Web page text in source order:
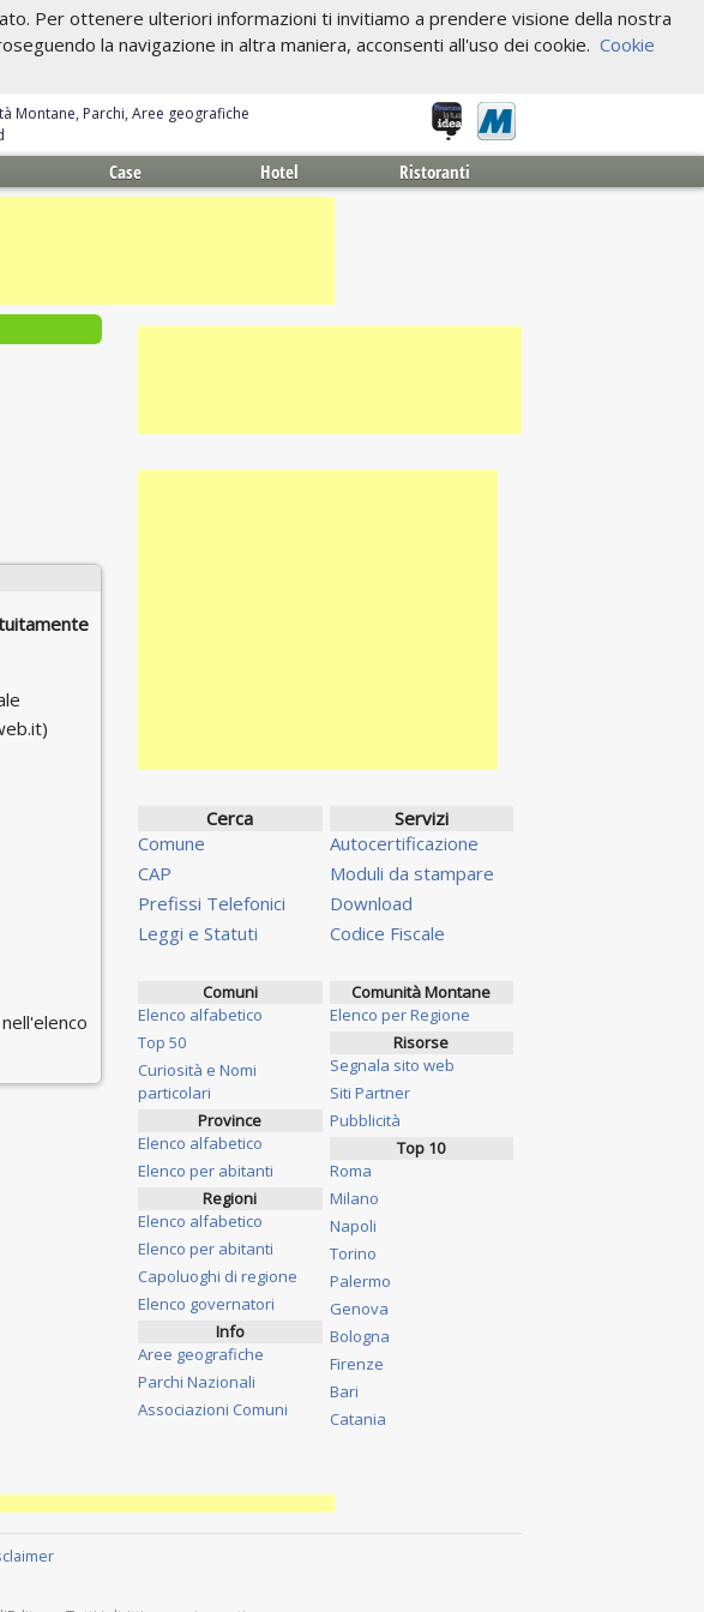
Per ottenere ulteriori informazioni ti invitiamo a prendere visione della nostra
la navigazione in altra maniera, acconsenti all'uso dei cookie. Cookie
Montane, Parchi, Aree geografiche
Case Hotel Ristoranti
Cerca
Comune
CAP
Prefissi Telefonici
Leggi e Statuti
Servizi
Autocertificazione
Moduli da stampare
Download
Codice Fiscale
Comuni
Elenco alfabetico
Top 50
Curiosità e Nomi
particolari
Province
Elenco alfabetico
Elenco per abitanti
Regioni
Elenco alfabetico
Elenco per abitanti
Capoluoghi di regione
Elenco governatori
Info
Aree geografiche
Parchi Nazionali
Associazioni Comuni
Comunità Montane
Elenco per Regione
Risorse
Segnala sito web
Siti Partner
Pubblicità
Top 10
Roma
Milano
Napoli
Torino
Palermo
Genova
Bologna
Firenze
Bari
Catania